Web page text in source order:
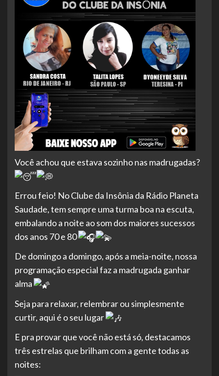
Você achou que estava sozinho nas madrugadas?
Errou feio! No Clube da Insônia da Rádio Planeta
Saudade, tem sempre uma turma boa na escuta,
embalando a noite ao som dos maiores sucessos
dos anos 70 e 80
De domingo a domingo, após a meia-noite, nossa
programação especial faz a madrugada ganhar
alma
Seja para relaxar, relembrar ou simplesmente
curtir, aqui é o seu lugar
E pra provar que você não está só, destacamos
três estrelas que brilham com a gente todas as
noites: